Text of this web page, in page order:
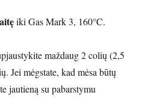
iki Gas Mark 3, 160°C.
maždaug 2 colių (2,5
Jei mėgstate, kad mėsa būtų
jautieną su pabarstymu